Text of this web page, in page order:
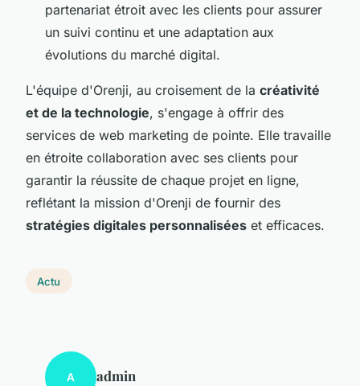
partenariat étroit avec les clients pour assurer
un suivi continu et une adaptation aux
évolutions du marché digital.
L'équipe d'Orenji, au croisement de la créativité
et de la technologie, s'engage à offrir des
services de web marketing de pointe. Elle travaille
en étroite collaboration avec ses clients pour
garantir la réussite de chaque projet en ligne,
reflétant la mission d'Orenji de fournir des
stratégies digitales personnalisées et efficaces.
Actu
A admin